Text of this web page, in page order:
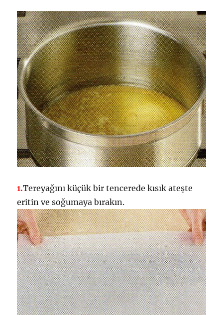
1.Tereyağını küçük bir tencerede kısık ateşte
eritin ve soğumaya bırakın.